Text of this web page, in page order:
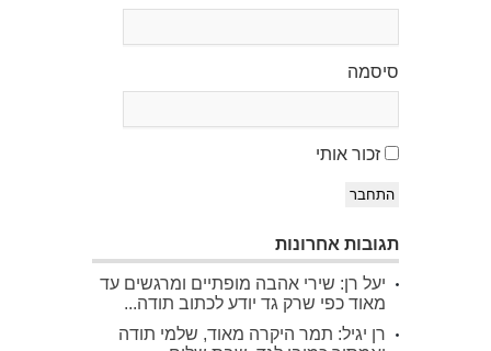
סיסמה
זכור אותי
התחבר
תגובות אחרונות
יעל רן: שירי אהבה מופתיים ומרגשים עד
מאוד כפי שרק גד יודע לכתוב תודה...
רן יגיל: תמר היקרה מאוד, שלמי תודה